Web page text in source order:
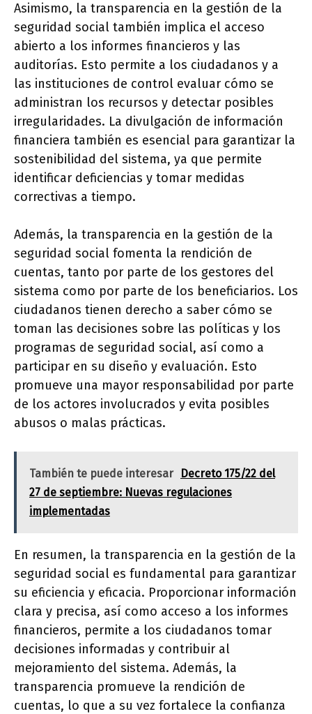
Asimismo, la transparencia en la gestión de la
seguridad social también implica el acceso
abierto a los informes financieros y las
auditorías. Esto permite a los ciudadanos y a
las instituciones de control evaluar cómo se
administran los recursos y detectar posibles
irregularidades. La divulgación de información
financiera también es esencial para garantizar la
sostenibilidad del sistema, ya que permite
identificar deficiencias y tomar medidas
correctivas a tiempo.
Además, la transparencia en la gestión de la
seguridad social fomenta la rendición de
cuentas, tanto por parte de los gestores del
sistema como por parte de los beneficiarios. Los
ciudadanos tienen derecho a saber cómo se
toman las decisiones sobre las políticas y los
programas de seguridad social, así como a
participar en su diseño y evaluación. Esto
promueve una mayor responsabilidad por parte
de los actores involucrados y evita posibles
abusos o malas prácticas.
También te puede interesar
Decreto 175/22 del
27 de septiembre: Nuevas regulaciones
implementadas
En resumen, la transparencia en la gestión de la
seguridad social es fundamental para garantizar
su eficiencia y eficacia. Proporcionar información
clara y precisa, así como acceso a los informes
financieros, permite a los ciudadanos tomar
decisiones informadas y contribuir al
mejoramiento del sistema. Además, la
transparencia promueve la rendición de
cuentas, lo que a su vez fortalece la confianza